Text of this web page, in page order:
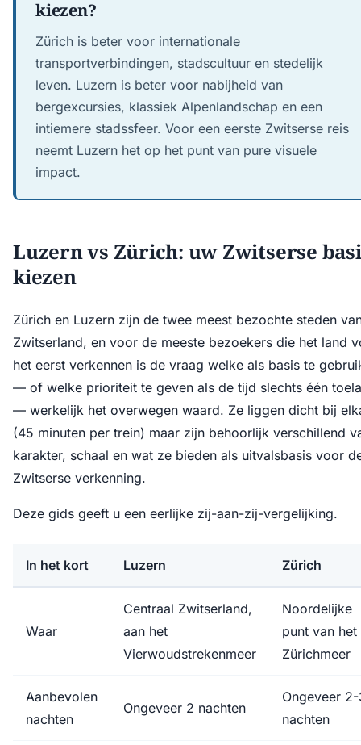
kiezen?
Zürich is beter voor internationale
transportverbindingen, stadscultuur en stedelijk
leven. Luzern is beter voor nabijheid van
bergexcursies, klassiek Alpenlandschap en een
intiemere stadssfeer. Voor een eerste Zwitserse reis
neemt Luzern het op het punt van pure visuele
impact.
Luzern vs Zürich: uw Zwitserse
kiezen
Zürich en Luzern zijn de twee meest bezochte steden
Zwitserland, en voor de meeste bezoekers die het land
het eerst verkennen is de vraag welke als basis te
— of welke prioriteit te geven als de tijd slechts één
— werkelijk het overwegen waard. Ze liggen dicht bij
(45 minuten per trein) maar zijn behoorlijk verschillend
karakter, schaal en wat ze bieden als uitvalsbasis voor
Zwitserse verkenning.
Deze gids geeft u een eerlijke zij-aan-zij-vergelijking.
In het kort Luzern Zürich
Waar
Centraal Zwitserland,
aan het
Vierwoudstrekenmeer
Noordelijke
punt van het
Zürichmeer
Aanbevolen
nachten
Ongeveer 2 nachten
Ongeveer
nachten